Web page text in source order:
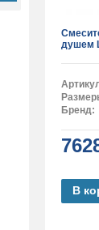
душем
Бренд:
В